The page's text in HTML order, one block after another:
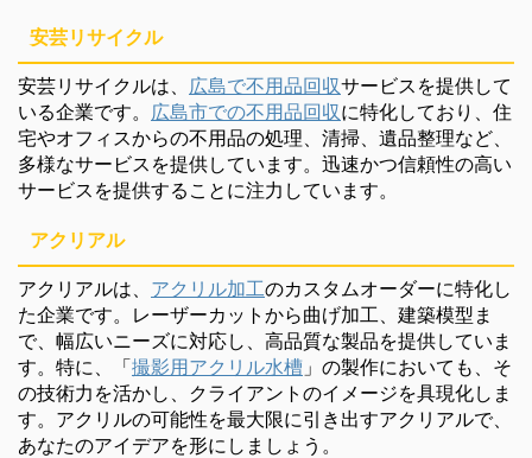
安芸リサイクル
安芸リサイクルは、 広島で不用品回収サービスを提供して
いる企業です。 広島市での不用品回収に特化しており、住
宅やオフィスからの不用品の処理、清掃、遺品整理など、
多様なサービスを提供しています。迅速かつ信頼性の高い
サービスを提供することに注力しています。
アクリアル
アクリアルは、 アクリル加工のカスタムオーダーに特化し
た企業です。レーザーカットから曲げ加工、建築模型ま
で、幅広いニーズに対応し、高品質な製品を提供していま
す。特に、「撮影用アクリル水槽 」の製作においても、そ
の技術力を活かし、クライアントのイメージを具現化しま
す。アクリルの可能性を最大限に引き出すアクリアルで、
あなたのアイデアを形にしましょう。